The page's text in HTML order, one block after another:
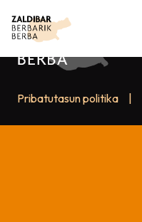
Pribatutasun politika